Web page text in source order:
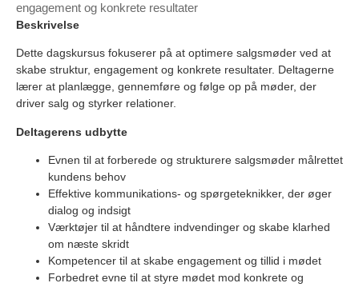
engagement og konkrete resultater
Beskrivelse
Dette dagskursus fokuserer på at optimere salgsmøder ved at
skabe struktur, engagement og konkrete resultater. Deltagerne
lærer at planlægge, gennemføre og følge op på møder, der
driver salg og styrker relationer.
Deltagerens udbytte
Evnen til at forberede og strukturere salgsmøder målrettet
kundens behov
Effektive kommunikations- og spørgeteknikker, der øger
dialog og indsigt
Værktøjer til at håndtere indvendinger og skabe klarhed
om næste skridt
Kompetencer til at skabe engagement og tillid i mødet
Forbedret evne til at styre mødet mod konkrete og